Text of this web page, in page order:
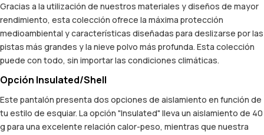
Gracias a la utilización de nuestros materiales y diseños de mayor
rendimiento, esta colección ofrece la máxima protección
medioambiental y características diseñadas para deslizarse por las
pistas más grandes y la nieve polvo más profunda. Esta colección
puede con todo, sin importar las condiciones climáticas.
Opción Insulated/Shell
Este pantalón presenta dos opciones de aislamiento en función de
tu estilo de esquiar. La opción "Insulated" lleva un aislamiento de 40
g para una excelente relación calor-peso, mientras que nuestra